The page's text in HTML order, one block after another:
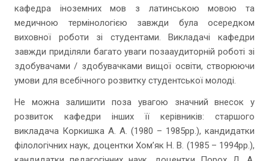
кафедра іноземних мов з латинською мовою та
медичною термінологією завжди була осередком
виховної роботи зі студентами. Викладачі кафедри
завжди приділяли багато уваги позааудиторній роботі зі
здобувачами / здобувачками вищої освіти, створюючи
умови для всебічного розвитку студентської молоді.
Не можна залишити поза увагою значний внесок у
розвиток кафедри інших її керівників: старшого
викладача Коркишка А. А. (1980 – 1985рр.), кандидатки
філологічних наук, доцентки Хом’як Н. В. (1985 – 1994рр.),